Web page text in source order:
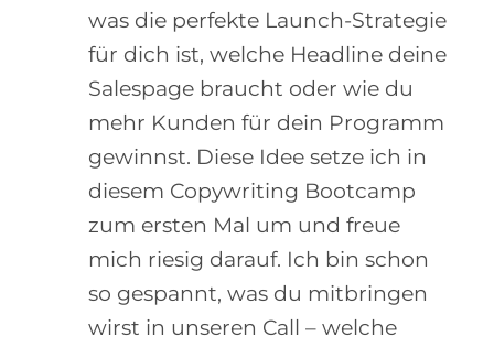
was die perfekte Launch-Strategie
für dich ist, welche Headline deine
Salespage braucht oder wie du
mehr Kunden für dein Programm
gewinnst. Diese Idee setze ich in
diesem Copywriting Bootcamp
zum ersten Mal um und freue
mich riesig darauf. Ich bin schon
so gespannt, was du mitbringen
wirst in unseren Call – welche